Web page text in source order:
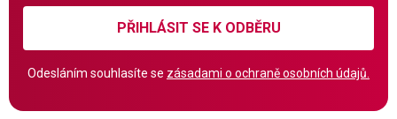
PŘIHLÁSIT SE K ODBĚRU
Odesláním souhlasíte se zásadami o ochraně osobních údajů.